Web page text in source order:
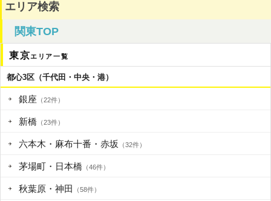
エリア検索
関東TOP
東京エリア一覧
都心3区（千代田・中央・港）
銀座 （22件）
新橋 （23件）
六本木・麻布十番・赤坂 （32件）
茅場町・日本橋 （46件）
秋葉原・神田 （58件）